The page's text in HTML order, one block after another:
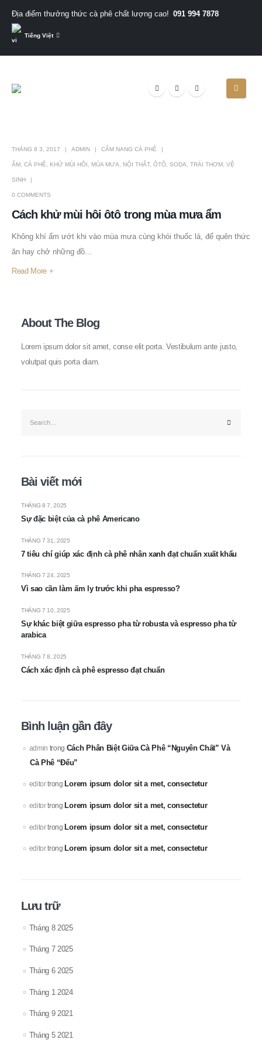
Địa điểm thưởng thức cà phê chất lượng cao! 091 994 7878
Tiếng Việt
Cách khử mùi hôi ôtô trong mùa mưa ẩm
THÁNG 8 3, 2017 ADMIN CẨM NANG CÀ PHÊ
ẨM CÀ PHÊ KHỬ MÙI HÔI MÙA MƯA NỘI THẤT, ÔTÔ SODA TRÁI THƠM VỆ
SINH
0 COMMENTS
Không khí ẩm ướt khi vào mùa mưa cùng khói thuốc lá, để quên thức
ăn hay chở những đồ...
Read More +
About The Blog
Lorem ipsum dolor sit amet, conse elit porta. Vestibulum ante justo,
volutpat quis porta diam.
Bài viết mới
Sự đặc biệt của cà phê Americano
THÁNG 8 7, 2025
7 tiêu chí giúp xác định cà phê nhân xanh đạt chuẩn xuất khẩu
THÁNG 7 31, 2025
Vì sao cần làm ấm ly trước khi pha espresso?
THÁNG 7 24, 2025
Sự khác biệt giữa espresso pha từ robusta và espresso pha từ
arabica
THÁNG 7 10, 2025
Cách xác định cà phê espresso đạt chuẩn
THÁNG 7 8, 2025
Bình luận gần đây
admin trong Cách Phân Biệt Giữa Cà Phê “Nguyên Chất” Và
Cà Phê “Đểu”
editortrong Lorem ipsum dolor sit a met, consectetur
editortrong Lorem ipsum dolor sit a met, consectetur
editortrong Lorem ipsum dolor sit a met, consectetur
editortrong Lorem ipsum dolor sit a met, consectetur
Lưu trữ
Tháng 8 2025
Tháng 7 2025
Tháng 6 2025
Tháng 1 2024
Tháng 9 2021
Tháng 5 2021